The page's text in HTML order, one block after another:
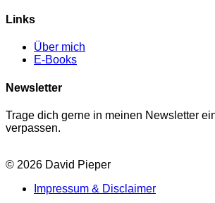
Links
Über mich
E-Books
Newsletter
Trage dich gerne in meinen Newsletter
verpassen.
© 2026 David Pieper
Impressum & Disclaimer